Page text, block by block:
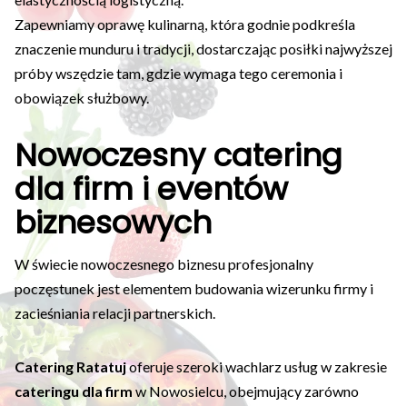
Zapewniamy oprawę kulinarną, która godnie podkreśla
znaczenie munduru i tradycji, dostarczając posiłki najwyższej
próby wszędzie tam, gdzie wymaga tego ceremonia i
obowiązek służbowy.
Nowoczesny catering
dla firm i eventów
biznesowych
W świecie nowoczesnego biznesu profesjonalny
poczęstunek jest elementem budowania wizerunku firmy i
zacieśniania relacji partnerskich.
Catering Ratatujoferuje szeroki wachlarz usług w zakresie
cateringu dla firm w Nowosielcu, obejmujący zarówno